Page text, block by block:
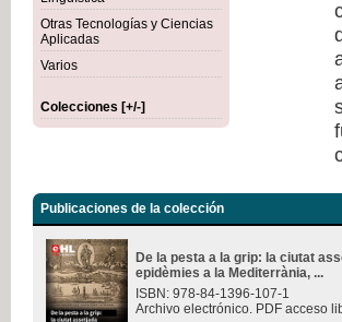
Otras Tecnologías y Ciencias
Aplicadas
Varios
Colecciones [+/-]
Publicaciones de la colección
De la pesta a la grip: la ciutat
epidèmies a la Mediterrània, ...
ISBN: 978-84-1396-107-1
Archivo electrónico. PDF acceso